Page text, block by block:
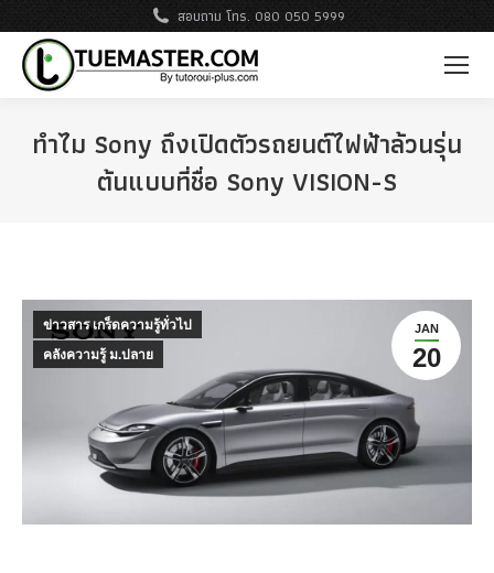
สอบถาม โทร. 080 050 5999
ทำไม Sony ถึงเปิดตัวรถยนต์ไฟฟ้าล้วนรุ่น
ต้นแบบที่ชื่อ Sony VISION-S
JAN
20
ข่าวสาร เกร็ดความรู้ทั่วไป
คลังความรู้ ม.ปลาย